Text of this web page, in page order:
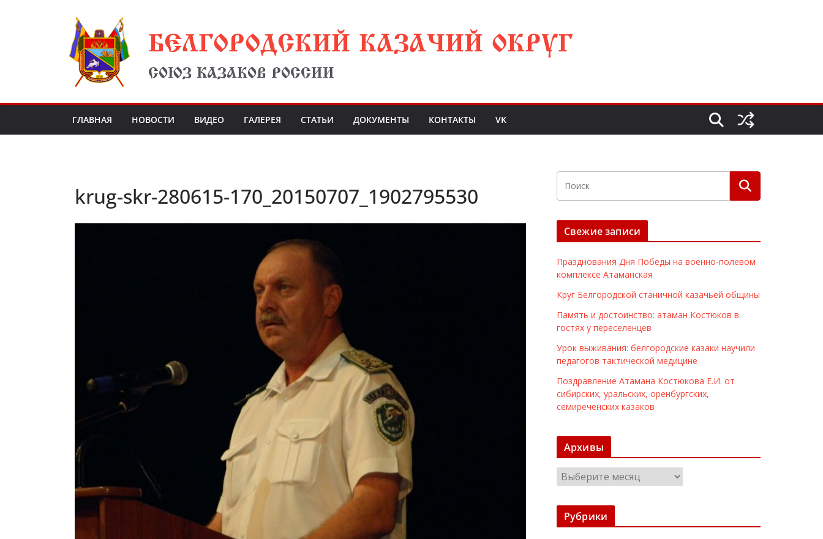
БЕЛГОРОДСКИЙ КАЗАЧИЙ ОКРУГ
СОЮЗ КАЗАКОВ РОССИИ
ГЛАВНАЯ НОВОСТИ ВИДЕО ГАЛЕРЕЯ СТАТЬИ ДОКУМЕНТЫ КОНТАКТЫ VK
krug-skr-280615-170_20150707_1902795530
Свежие записи
Празднования Дня Победы на военно-полевом
комплексе Атаманская
Круг Белгородской станичной казачьей общины
Память и достоинство: атаман Костюков в
гостях у переселенцев
Урок выживания: белгородские казаки научили
педагогов тактической медицине
Поздравление Атамана Костюкова Е.И. от
сибирских, уральских, оренбургских,
семиреченских казаков
Архивы
р
х
Рубрики